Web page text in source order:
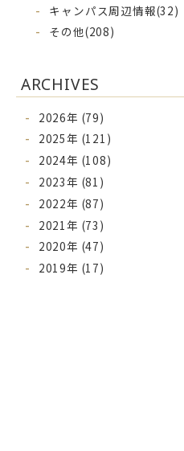
キャンパス周辺情報(32)
その他(208)
ARCHIVES
2026年 (79)
2025年 (121)
2024年 (108)
2023年 (81)
2022年 (87)
2021年 (73)
2020年 (47)
2019年 (17)